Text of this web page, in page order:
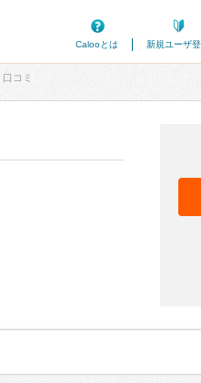
Calooとは
新規ユーザ
口コミ